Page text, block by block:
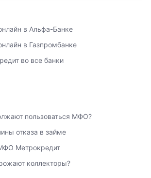
в Альфа-Банке
в Газпромбанке
во все банки
пользоваться МФО?
отказа в займе
Метрокредит
коллекторы?